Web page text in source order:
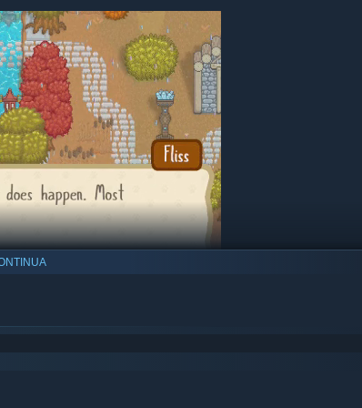
your town to your liking. Will you live in a dense pine forest,